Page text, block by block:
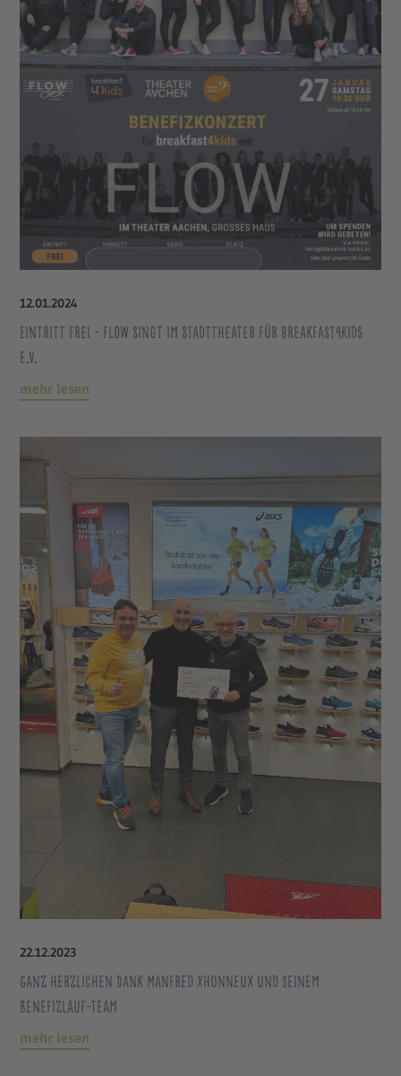
12.01.2024
Eintritt frei - FLOW singt im Stadttheater für breakfast4kids
e.V.
mehr lesen
22.12.2023
Ganz herzlichen Dank Manfred Xhonneux und seinem
Benefizlauf-Team
mehr lesen